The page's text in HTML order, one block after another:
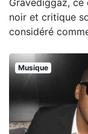
noir et critique
considéré
Musique